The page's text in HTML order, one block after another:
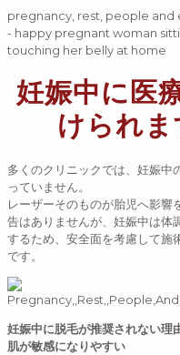
pregnancy, rest, people
- happy pregnant woman
touching her belly at home
妊娠中に医
けられま
多くのクリニックでは、妊娠中
っていません。
レーザーそのものが胎児へ影響
告はありませんが、妊娠中は体
するため、安全面を考慮して施
です。
妊娠中に脱毛が推奨されない理
肌が敏感になりやすい